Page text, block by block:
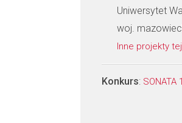
Uniwersytet
woj.
Inne projekty
Konkurs: SONATA